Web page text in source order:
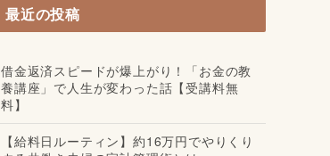
最近の投稿
借金返済スピードが爆上がり！「お金の教
養講座」で人生が変わった話【受講料無
料】
【給料日ルーティン】約16万円でやりくり